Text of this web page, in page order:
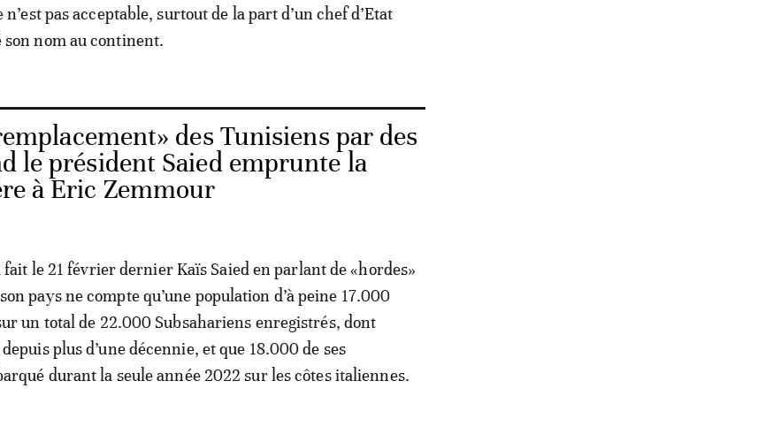
pas acceptable, surtout de la part d’un chef d’Etat
son nom au continent.
des Tunisiens par des
le président Saied emprunte la
à Eric Zemmour
fait le 21 février dernier Kaïs Saied en parlant de «hordes»
pays ne compte qu’une population d’à peine 17.000
un total de 22.000 Subsahariens enregistrés, dont
plus d’une décennie, et que 18.000 de ses
durant la seule année 2022 sur les côtes italiennes.